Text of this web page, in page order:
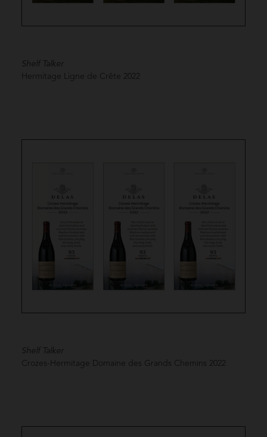
Shelf Talker
Hermitage Ligne de Crête 2022
Shelf Talker
Crozes-Hermitage Domaine des Grands Chemins 2022